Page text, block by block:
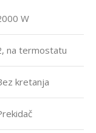
W
na termostatu
kretanja